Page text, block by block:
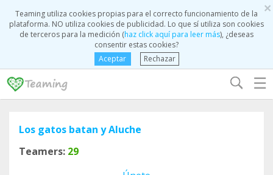
×
Teaming utiliza cookies propias para el correcto funcionamiento de la
plataforma. NO utiliza cookies de publicidad. Lo que sí utiliza son cookies
de terceros para la medición (haz click aquí para leer más), ¿deseas
consentir estas cookies?
Aceptar
Rechazar
☰
Los gatos batan y Aluche
Teamers: 29